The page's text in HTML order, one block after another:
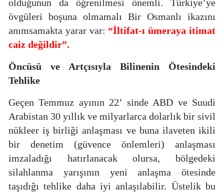
olduğunun da öğrenilmesi önemli. Türkiye’ye
övgüleri boşuna olmamalı Bir Osmanlı ikazını
anımsamakta yarar var: “İltifat-ı ümeraya itimat
caiz değildir”.
Öncüsü ve Artçısıyla
Bilinenin Ötesindeki
Tehlike
Geçen Temmuz ayının 22’ sinde ABD ve Suudi
Arabistan 30 yıllık ve milyarlarca dolarlık bir sivil
nükleer iş birliği anlaşması ve buna ilaveten ikili
bir denetim (güvence önlemleri) anlaşması
imzaladığı hatırlanacak olursa, bölgedeki
silahlanma yarışının yeni anlaşma ötesinde
taşıdığı tehlike daha iyi anlaşılabilir. Üstelik bu